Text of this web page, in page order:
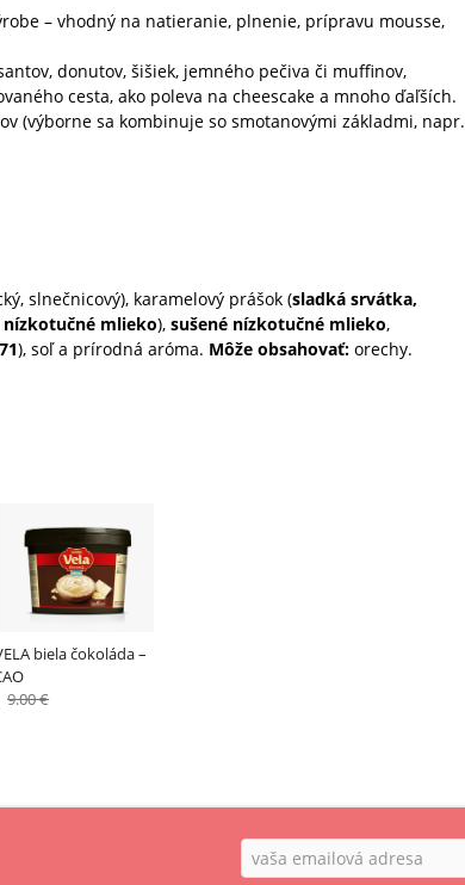
– vhodný na natieranie, plnenie, prípravu mousse,
donutov, šišiek, jemného pečiva či muffinov,
cesta, ako poleva na cheescake a mnoho ďaľších.
(výborne sa kombinuje so smotanovými základmi, napr.
slnečnicový), karamelový prášok (sladká srvátka,
mlieko),sušené nízkotučné mlieko,
), soľ a prírodná aróma. Môže obsahovať: orechy.
biela čokoláda –
9.00 €